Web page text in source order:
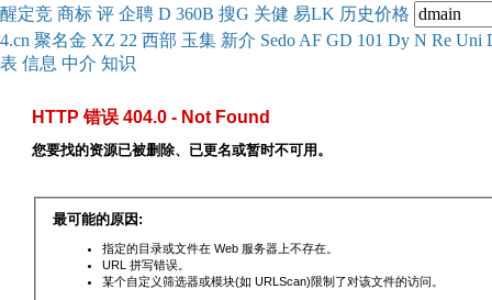
醒定竞 商标 评 企聘 D 360B 搜G 关健 易LK 历史价格
4.cn 聚名金 XZ 22 西部 玉集 新介 Sedo AF GD 101 Dy N Re Uni
表 信息 中介 知识